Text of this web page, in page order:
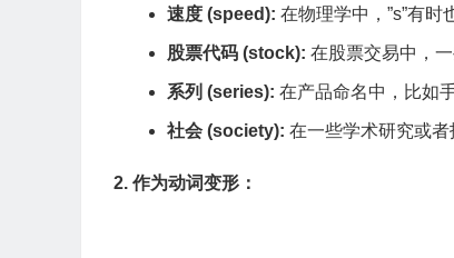
速度 (speed): 在物理学中，”s”有时
股票代码 (stock): 在股票交易中，
系列 (series): 在产品命名中，比如
社会 (society): 在一些学术研究或者
2. 作为动词变形：